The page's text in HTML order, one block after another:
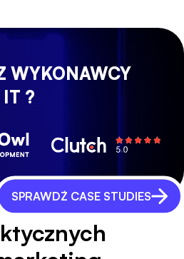
WYKONAWCY
?
SPRAWDŹ CASE STUDIES